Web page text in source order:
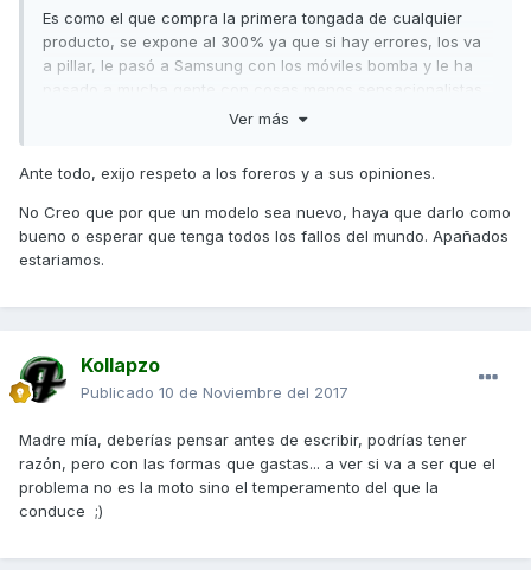
Es como el que compra la primera tongada de cualquier
producto, se expone al 300% ya que si hay errores, los va
a pillar, le pasó a Samsung con los móviles bomba y le ha
pasado a mucha gente con cosas menos sensacionalistas
pero... las consolas por ejemplo, nadie en su sano juicio las
Ver más
Ante todo, exijo respeto a los foreros y a sus opiniones.
No Creo que por que un modelo sea nuevo, haya que darlo como
bueno o esperar que tenga todos los fallos del mundo. Apañados
estariamos.
Kollapzo
Publicado 10 de Noviembre del 2017
Madre mía, deberías pensar antes de escribir, podrías tener
razón, pero con las formas que gastas... a ver si va a ser que el
problema no es la moto sino el temperamento del que la
conduce ;)